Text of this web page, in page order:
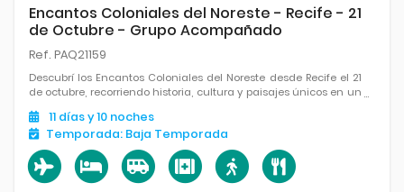
Encantos Coloniales del Noreste - Recife - 21
de Octubre - Grupo Acompañado
Ref. PAQ21159
Descubrí los Encantos Coloniales del Noreste desde Recife el 21
de octubre, recorriendo historia, cultura y paisajes únicos en un
11 díasy 10 noches
Temporada: Baja Temporada